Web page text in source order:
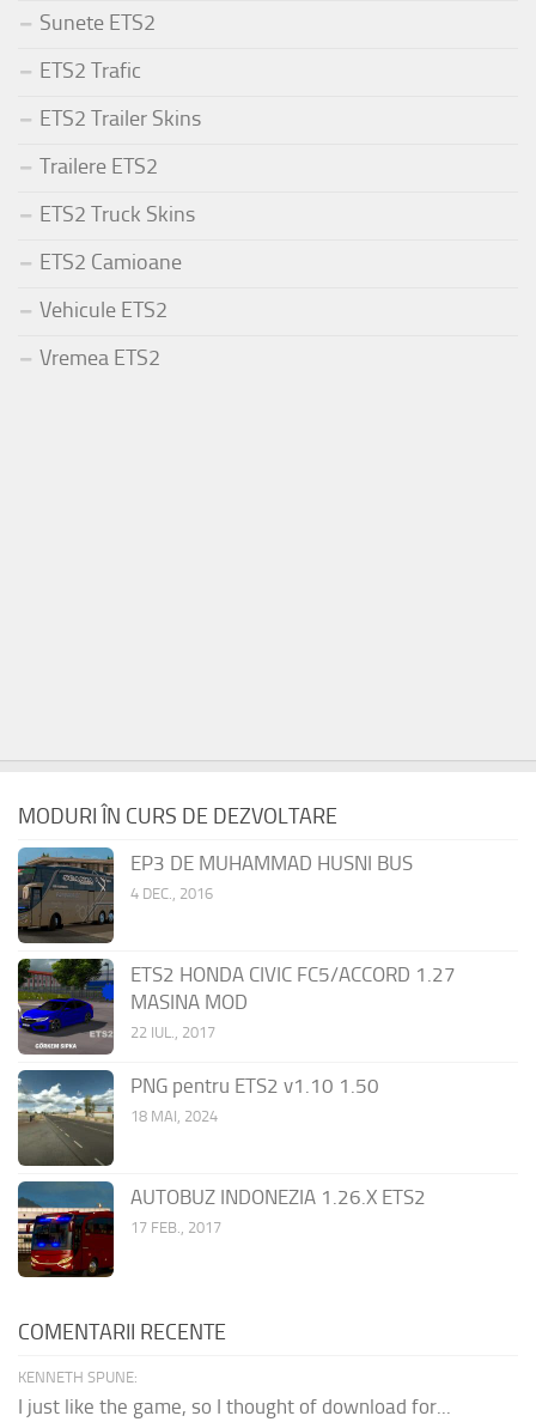
Sunete ETS2
ETS2 Trafic
ETS2 Trailer Skins
Trailere ETS2
ETS2 Truck Skins
ETS2 Camioane
Vehicule ETS2
Vremea ETS2
MODURI ÎN CURS DE DEZVOLTARE
EP3 DE MUHAMMAD HUSNI BUS
4 DEC., 2016
ETS2 HONDA CIVIC FC5/ACCORD 1.27
MASINA MOD
22 IUL., 2017
PNG pentru ETS2 v1.10 1.50
18 MAI, 2024
AUTOBUZ INDONEZIA 1.26.X ETS2
17 FEB., 2017
COMENTARII RECENTE
KENNETH SPUNE:
I just like the game, so I thought of download for...